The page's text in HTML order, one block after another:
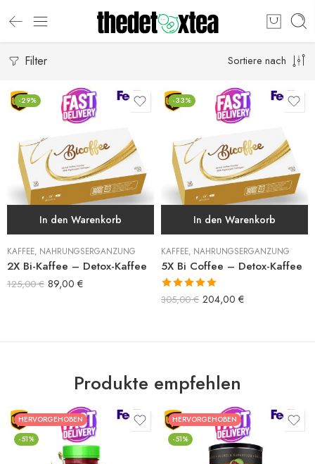
Filter Sortiere nach
-29%
In den Warenkorb
KAFFEE, NAHRUNGSERGÄNZUNG
2X Bi-Kaffee – Detox-Kaffee
125,00€ 89,00 €
-33%
In den Warenkorb
KAFFEE, NAHRUNGSERGÄNZUNG
5X Bi Coffee – Detox-Kaffee
Bewertet mit
305,00€ 204,00 €
Produkte empfehlen
HERVORGEHOBEN
-51%
HERVORGEHOBEN
-51%